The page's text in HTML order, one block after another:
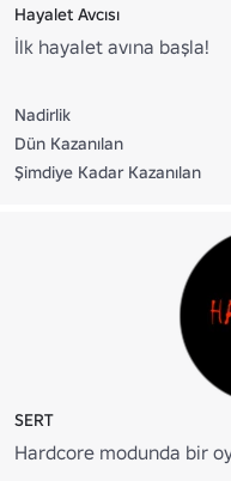
Hayalet Avcısı
İlk hayalet avına başla!
Nadirlik
Dün Kazanılan
Şimdiye Kadar Kazanılan
SERT
Hardcore modunda bir